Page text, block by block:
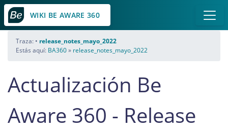
WIKI BE AWARE 360
Traza: • release_notes_mayo_2022
Estás aquí: BA360» release_notes_mayo_2022
Actualización Be
Aware 360 - Release